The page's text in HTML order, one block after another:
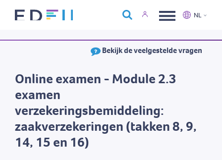
Over Edfin
Kalender
NL
Français
Bekijk de veelgestelde vragen
Online examen - Module 2.3
examen
verzekeringsbemiddeling:
zaakverzekeringen (takken 8, 9,
14, 15 en 16)